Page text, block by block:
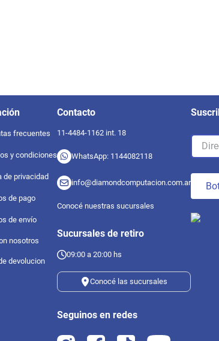
frecuentes
y condiciones
de privacidad
de pago
de envío
nosotros
devolucion
Contacto
11-4484-1162 int. 18
WhatsApp: 1144082118
info@diamondcomputacion.com.ar
Conocé nuestras sucursales
Sucursales de retiro
09:00 a 20:00 hs
Conocé las sucursales
Seguinos en redes